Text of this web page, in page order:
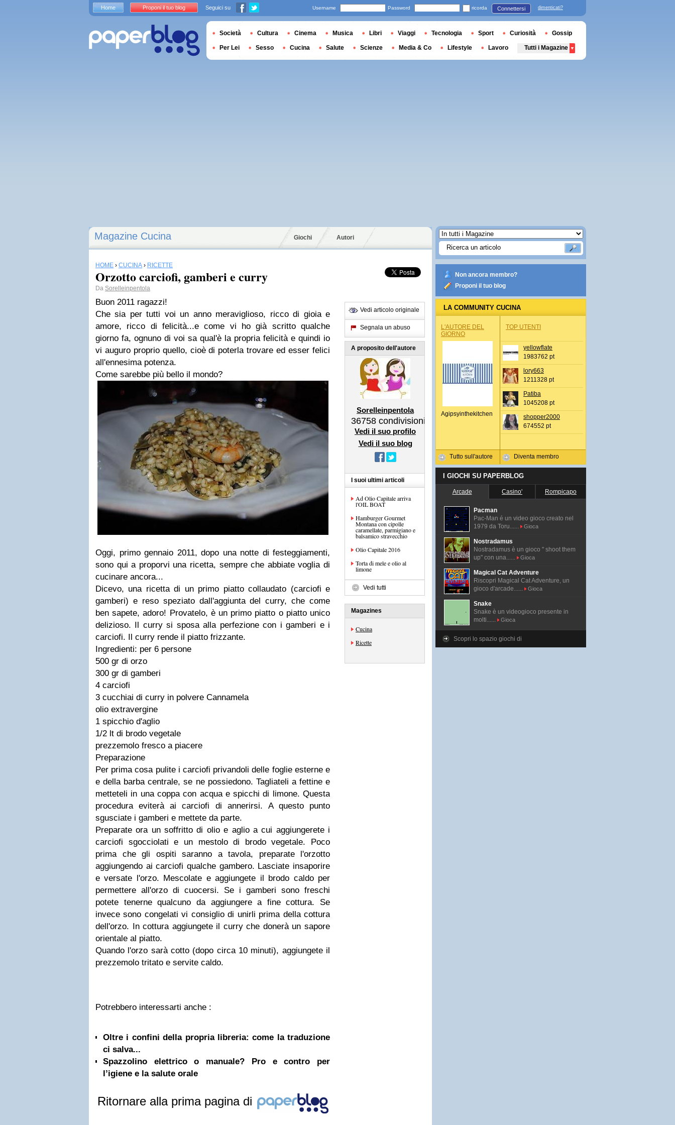
Magazine Cucina Giochi Autori
HOME › CUCINA › RICETTE
Orzotto carciofi, gamberi e curry
Da Sorelleinpentola
Buon 2011 ragazzi!
Che sia per tutti voi un anno meraviglioso, ricco di gioia e
amore, ricco di felicità...e come vi ho già scritto qualche
giorno fa, ognuno di voi sa qual'è la propria felicità e quindi io
vi auguro proprio quello, cioè di poterla trovare ed esser felici
all'ennesima potenza.
Come sarebbe più bello il mondo?
Oggi, primo gennaio 2011, dopo una notte di festeggiamenti,
sono qui a proporvi una ricetta, sempre che abbiate voglia di
cucinare ancora...
Dicevo, una ricetta di un primo piatto collaudato (carciofi e
gamberi) e reso speziato dall'aggiunta del curry, che come
ben sapete, adoro! Provatelo, è un primo piatto o piatto unico
delizioso. Il curry si sposa alla perfezione con i gamberi e i
carciofi. Il curry rende il piatto frizzante.
Ingredienti: per 6 persone
500 gr di orzo
300 gr di gamberi
4 carciofi
3 cucchiai di curry in polvere Cannamela
olio extravergine
1 spicchio d'aglio
1/2 lt di brodo vegetale
prezzemolo fresco a piacere
Preparazione
Per prima cosa pulite i carciofi privandoli delle foglie esterne e
e della barba centrale, se ne possiedono. Tagliateli a fettine e
metteteli in una coppa con acqua e spicchi di limone. Questa
procedura eviterà ai carciofi di annerirsi. A questo punto
sgusciate i gamberi e mettete da parte.
Preparate ora un soffritto di olio e aglio a cui aggiungerete i
carciofi sgocciolati e un mestolo di brodo vegetale. Poco
prima che gli ospiti saranno a tavola, preparate l'orzotto
aggiungendo ai carciofi qualche gambero. Lasciate insaporire
e versate l'orzo. Mescolate e aggiungete il brodo caldo per
permettere all'orzo di cuocersi. Se i gamberi sono freschi
potete tenerne qualcuno da aggiungere a fine cottura. Se
invece sono congelati vi consiglio di unirli prima della cottura
dell'orzo. In cottura aggiungete il curry che donerà un sapore
orientale al piatto.
Quando l'orzo sarà cotto (dopo circa 10 minuti), aggiungete il
prezzemolo tritato e servite caldo.
Potrebbero interessarti anche :
Oltre i confini della propria libreria: come la traduzione
ci salva...
Spazzolino elettrico o manuale? Pro e contro per
l’igiene e la salute orale
Ritornare alla prima pagina di
Vedi articolo originale
Segnala un abuso
A proposito dell'autore
Sorelleinpentola
36758 condivisioni
Vedi il suo profilo
Vedi il suo blog
I suoi ultimi articoli
Ad Olio Capitale arriva
l'OIL BOAT
Hamburger Gourmet
Montana con cipolle
caramellate, parmigiano e
balsamico stravecchio
Olio Capitale 2016
Torta di mele e olio al
limone
Vedi tutti
Magazines
Cucina
Ricette
Non ancora membro?
Proponi il tuo blog
LA COMMUNITY CUCINA
L'AUTORE DEL
GIORNO
Agipsyinthekitchen
Tutto sull'autore
TOP UTENTI
yellowflate
1983762 pt
lory663
1211328 pt
Patiba
1045208 pt
shopper2000
674552 pt
Diventa membro
I GIOCHI SU PAPERBLOG
Arcade Casino' Rompicapo
Pacman
Pac-Man é un video gioco creato nel
1979 da Toru......
Gioca
Nostradamus
Nostradamus è un gioco " shoot them
up" con una......
Gioca
Magical Cat Adventure
Riscopri Magical Cat Adventure, un
gioco d'arcade......
Gioca
Snake
Snake è un videogioco presente in
molti......
Gioca
Scopri lo spazio giochi di
Home Proponi il tuo blog Seguici su Username Password ricorda Connettersi dimenticati?
Società Cultura Cinema Musica Libri Viaggi Tecnologia Sport Curiosità Gossip
Per Lei Sesso Cucina Salute Scienze Media & Co Lifestyle Lavoro Tutti i Magazine